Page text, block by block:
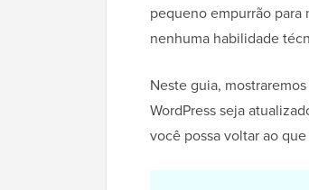
pequeno empurrão
nenhuma habilidade
Neste guia,
WordPress seja
você possa voltar ao